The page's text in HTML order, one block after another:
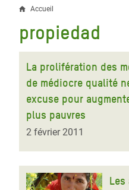
Fil
d'Ariane
Accueil
propiedad
La prolifération des
de médiocre qualité
excuse pour
plus pauvres
2 février 2011